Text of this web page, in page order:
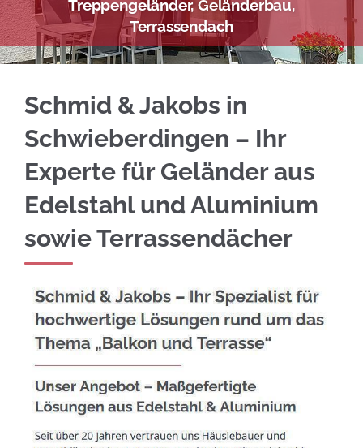
Treppengeländer, Geländerbau,
Terrassendach
Schmid & Jakobs in
Schwieberdingen – Ihr
Experte für Geländer aus
Edelstahl und Aluminium
sowie Terrassendächer